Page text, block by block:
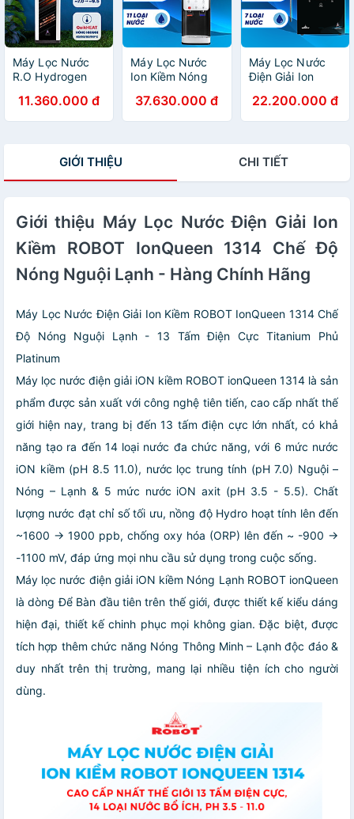
Máy Lọc Nước
R.O Hydrogen
Minh ROBOT
RBs-9HAQ -
11.360.000 đ
Máy Lọc Nước
Ion Kiềm Nóng
UHC - 4911 -
Hàng chính hãng
37.630.000 đ
Máy Lọc Nước
Điện Giải Ion
IonPrince 37 -
Hàng Chính Hãng
22.200.000 đ
GIỚI THIỆU CHI TIẾT
Giới thiệu Máy Lọc Nước Điện Giải Ion
Kiềm ROBOT IonQueen 1314 Chế Độ
Nóng Nguội Lạnh - Hàng Chính Hãng
Máy Lọc Nước Điện Giải Ion Kiềm ROBOT IonQueen 1314 Chế
Độ Nóng Nguội Lạnh - 13 Tấm Điện Cực Titanium Phủ
Platinum
Máy lọc nước điện giải iON kiềm ROBOT ionQueen 1314 là sản
phẩm được sản xuất với công nghệ tiên tiến, cao cấp nhất thế
giới hiện nay, trang bị đến 13 tấm điện cực lớn nhất, có khả
năng tạo ra đến 14 loại nước đa chức năng, với 6 mức nước
iON kiềm (pH 8.5 11.0), nước lọc trung tính (pH 7.0) Nguội –
Nóng – Lạnh & 5 mức nước iON axit (pH 3.5 - 5.5). Chất
lượng nước đạt chỉ số tối ưu, nồng độ Hydro hoạt tính lên đến
~1600 -> 1900 ppb, chống oxy hóa (ORP) lên đến ~ -900 ->
-1100 mV, đáp ứng mọi nhu cầu sử dụng trong cuộc sống.
Máy lọc nước điện giải iON kiềm Nóng Lạnh ROBOT ionQueen
là dòng Để Bàn đầu tiên trên thế giới, được thiết kế kiểu dáng
hiện đại, thiết kế chinh phục mọi không gian. Đặc biệt, được
tích hợp thêm chức năng Nóng Thông Minh – Lạnh độc đáo &
duy nhất trên thị trường, mang lại nhiều tiện ích cho người
dùng.